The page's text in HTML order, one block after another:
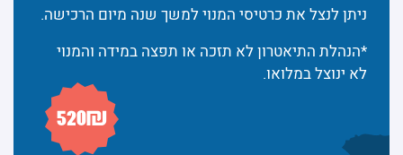
ניתן לנצל את כרטיסי המנוי למשך שנה מיום הרכישה.
*הנהלת התיאטרון לא תזכה או תפצה במידה והמנוי
לא ינוצל במלואו.